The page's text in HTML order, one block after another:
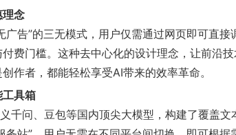
理念
广告”的三无模式，用户仅需通过网页即可直
费门槛。这种去中心化的设计理念，让前沿
作者，都能轻松享受AI带来的效率革命。
具箱
千问、豆包等国内顶尖大模型，构建了覆盖文